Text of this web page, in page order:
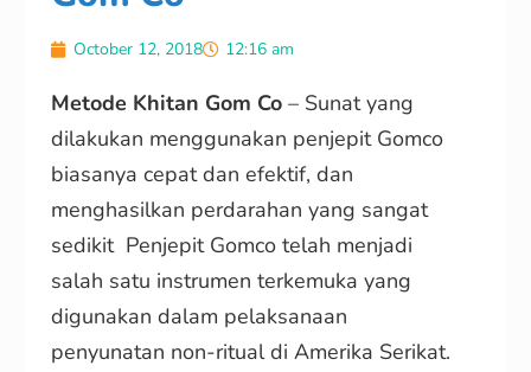
October 12, 2018 12:16 am
Metode Khitan Gom Co– Sunat yang
dilakukan menggunakan penjepit Gomco
biasanya cepat dan efektif, dan
menghasilkan perdarahan yang sangat
sedikit Penjepit Gomco telah menjadi
salah satu instrumen terkemuka yang
digunakan dalam pelaksanaan
penyunatan non-ritual di Amerika Serikat.